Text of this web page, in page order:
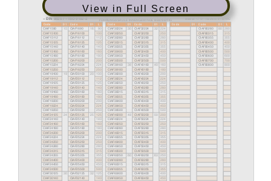
View in Full Screen